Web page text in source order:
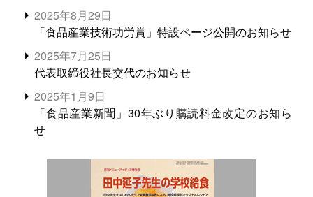
2025年8月29日
「食品産業技術功労賞」特設ページ公開のお知らせ
2025年7月25日
代表取締役社長交代のお知らせ
2025年1月9日
「食品産業新聞」30年ぶり購読料金改定のお知ら
せ